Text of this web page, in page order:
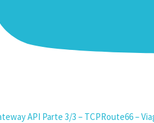
API Parte 3/3 – TCPRoute66 –